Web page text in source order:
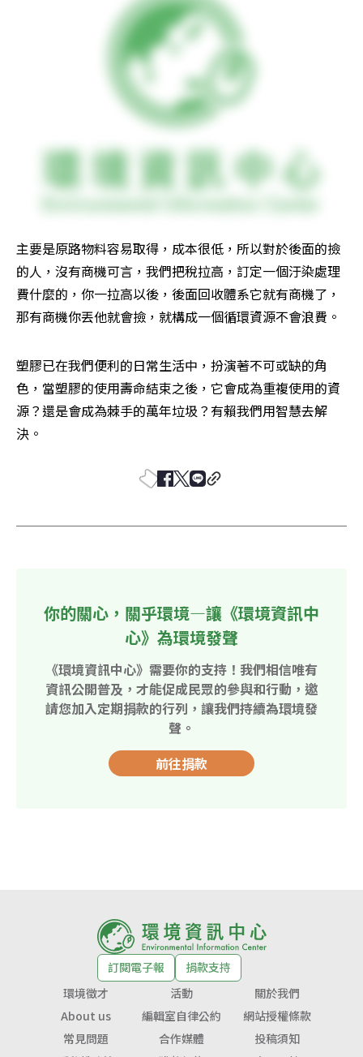
主要是原路物料容易取得，成本很低，所以對於後面的撿
的人，沒有商機可言，我們把稅拉高，訂定一個汙染處理
費什麼的，你一拉高以後，後面回收體系它就有商機了，
那有商機你丟他就會撿，就構成一個循環資源不會浪費。
塑膠已在我們便利的日常生活中，扮演著不可或缺的角
色，當塑膠的使用壽命結束之後，它會成為重複使用的資
源？還是會成為棘手的萬年垃圾？有賴我們用智慧去解
決。
你的關心，關乎環境—讓《環境資訊中
心》為環境發聲
《環境資訊中心》需要你的支持！我們相信唯有
資訊公開普及，才能促成民眾的參與和行動，邀
請您加入定期捐款的行列，讓我們持續為環境發
聲。
前往捐款
訂閱電子報
捐款支持
環境徵才
活動
關於我們
About us
編輯室自律公約
網站授權條款
常見問題
合作媒體
投稿須知